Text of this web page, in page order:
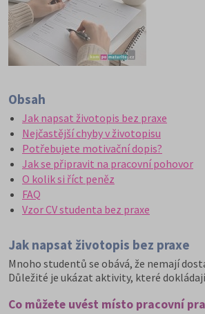
Obsah
Jak napsat životopis bez praxe
Nejčastější chyby v životopisu
Potřebujete motivační dopis?
Jak se připravit na pracovní pohovor
O kolik si říct peněz
FAQ
Vzor CV studenta bez praxe
Jak napsat životopis bez praxe
Mnoho studentů se obává, že nemají
Důležité je ukázat aktivity, které
Co můžete uvést místo pracovní